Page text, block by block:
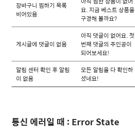
장바구니 찜하기 목록
비어있음
요. 지금 베스트 상품을
구경해 볼까요?
게시글에 댓글이 없음
아직 댓글이 없어요. 첫
번째 댓글의 주인공이
되어보세요!
알림 센터 확인 후 알림
이 없음
모든 알림을 다 확인하
셨네요!
통신 에러일 때 : Error State